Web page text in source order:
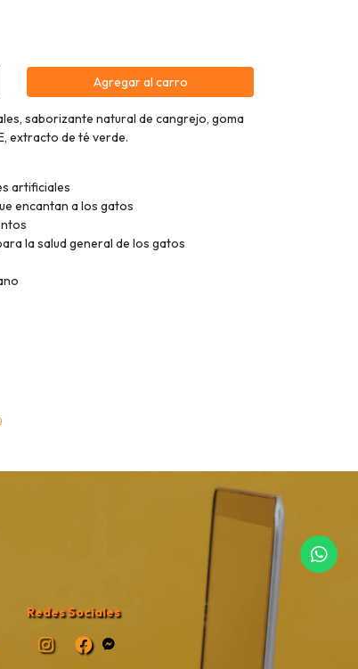
Agregar al carro
saborizante natural de cangrejo, goma
extracto de té verde.
artificiales
encantan a los gatos
la salud general de los gatos
Redes Sociales